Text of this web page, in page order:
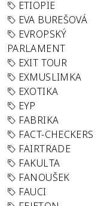
ETIOPIE
EVA BUREŠOVÁ
EVROPSKÝ
PARLAMENT
EXIT TOUR
EXMUSLIMKA
EXOTIKA
EYP
FABRIKA
FACT-CHECKERS
FAIRTRADE
FAKULTA
FANOUŠEK
FAUCI